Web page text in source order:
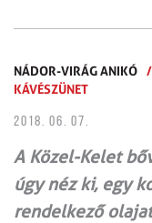
NÁDOR-VIRÁG ANIKÓ /
KÁVÉSZÜNET
2018. 06. 07.
A Közel-Kelet
úgy néz ki, egy
rendelkező